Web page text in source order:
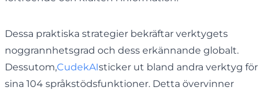
Dessa praktiska strategier bekräftar verktygets
noggrannhetsgrad och dess erkännande globalt.
Dessutom,CudekAIsticker ut bland andra verktyg för
sina 104 språkstödsfunktioner. Detta övervinner